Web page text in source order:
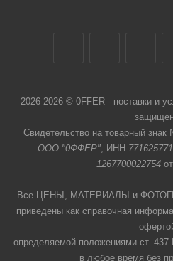
2026-2026 © 0FFER - поставки и
Свидетельство на товарный
ООО "0ФФЕР", ИНН
1267700022754
Все ЦЕНЫ, МАТЕРИАЛЫ и
приведены как справочная
определяемой положениями ст.
в любое время без